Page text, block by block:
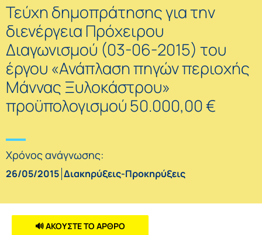
Τεύχη δημοπράτησης για την
διενέργεια Πρόχειρου
Διαγωνισμού (03-06-2015) του
έργου «Ανάπλαση πηγών περιοχής
Μάννας Ξυλοκάστρου»
προϋπολογισμού 50.000,00 €
Χρόνος ανάγνωσης:
26/05/2015 Διακηρύξεις-Προκηρύξεις
🔊 ΑΚΟΥΣΤΕ ΤΟ ΑΡΘΡΟ